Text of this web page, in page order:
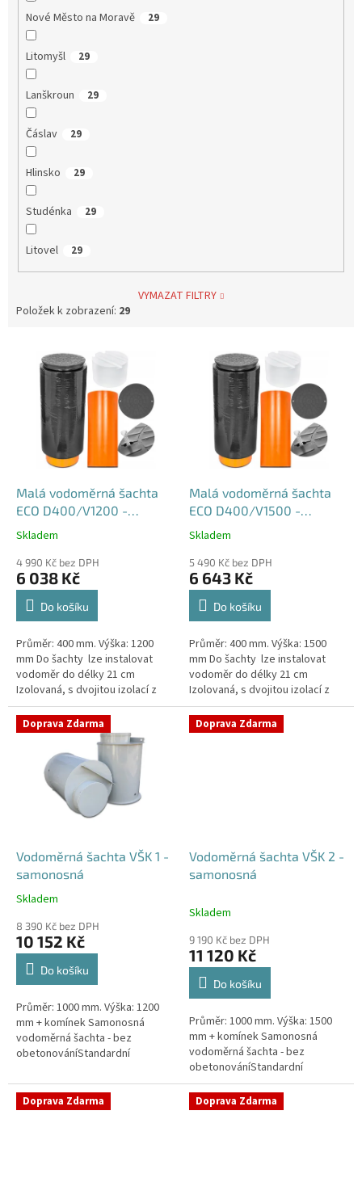
Nové Město na Moravě 29
Litomyšl 29
Lanškroun 29
Čáslav 29
Hlinsko 29
Studénka 29
Litovel 29
VYMAZAT FILTRY
Položek k zobrazení: 29
Malá vodoměrná šachta
ECO D400/V1200 -
samonosná
Průměrné
produktu
je
4,5
hvězdiček.
Skladem
4 990 Kč bez DPH
6 038 Kč
Do košíku
Průměr: 400 mm. Výška: 1200
mm Do šachty lze instalovat
vodoměr do délky 21 cm
Izolovaná, s dvojitou izolací z
tvrzeného
polystyrenuSamonosná
vodoměrná šachta DN400 -...
Malá vodoměrná šachta
ECO D400/V1500 -
samonosná
Průměrné
produktu
je
4,6
hvězdiček.
Skladem
5 490 Kč bez DPH
6 643 Kč
Do košíku
Průměr: 400 mm. Výška: 1500
mm Do šachty lze instalovat
vodoměr do délky 21 cm
Izolovaná, s dvojitou izolací z
tvrzeného
polystyrenuSamonosná
vodoměrná šachta DN400 -...
Doprava Zdarma
Vodoměrná šachta VŠK 1 -
samonosná
Průměrné
produktu
je
4,4
hvězdiček.
Skladem
8 390 Kč bez DPH
10 152 Kč
Do košíku
Průměr: 1000 mm. Výška: 1200
mm + komínek Samonosná
vodoměrná šachta - bez
obetonováníStandardní
přání) Český výrobek! Pro
případné dotazy, či...
Doprava Zdarma
Vodoměrná šachta VŠK 2 -
samonosná
Skladem
9 190 Kč bez DPH
11 120 Kč
Do košíku
Průměr: 1000 mm. Výška: 1500
mm + komínek Samonosná
vodoměrná šachta - bez
obetonováníStandardní
prostupy šachty DN32 (jiné na
přání) Český výrobek! Pro
případné dotazy, či...
Doprava Zdarma Doprava Zdarma